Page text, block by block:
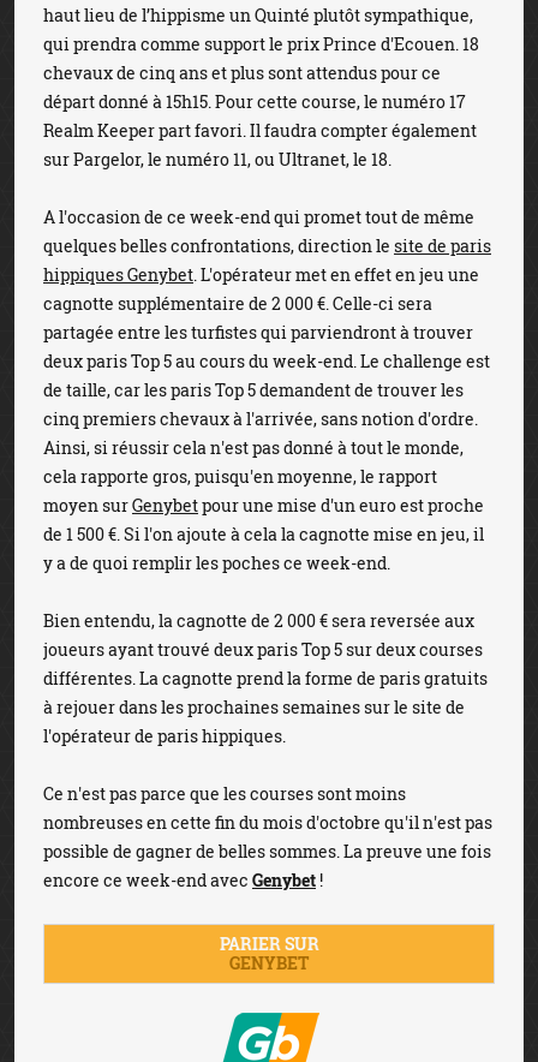
haut lieu de l’hippisme un Quinté plutôt sympathique,
qui prendra comme support le prix Prince d'Ecouen. 18
chevaux de cinq ans et plus sont attendus pour ce
départ donné à 15h15. Pour cette course, le numéro 17
Realm Keeper part favori. Il faudra compter également
sur Pargelor, le numéro 11, ou Ultranet, le 18.
A l'occasion de ce week-end qui promet tout de même
quelques belles confrontations, direction le site de paris
hippiques Genybet. L'opérateur met en effet en jeu une
cagnotte supplémentaire de 2 000 €. Celle-ci sera
partagée entre les turfistes qui parviendront à trouver
deux paris Top 5 au cours du week-end. Le challenge est
de taille, car les paris Top 5 demandent de trouver les
cinq premiers chevaux à l'arrivée, sans notion d'ordre.
Ainsi, si réussir cela n'est pas donné à tout le monde,
cela rapporte gros, puisqu'en moyenne, le rapport
moyen surGenybetpour une mise d'un euro est proche
de 1 500 €. Si l'on ajoute à cela la cagnotte mise en jeu, il
y a de quoi remplir les poches ce week-end.
Bien entendu, la cagnotte de 2 000 € sera reversée aux
joueurs ayant trouvé deux paris Top 5 sur deux courses
différentes. La cagnotte prend la forme de paris gratuits
à rejouer dans les prochaines semaines sur le site de
l'opérateur de paris hippiques.
Ce n'est pas parce que les courses sont moins
nombreuses en cette fin du mois d'octobre qu'il n'est pas
possible de gagner de belles sommes. La preuve une fois
encore ce week-end avec Genybet !
PARIER SUR
GENYBET